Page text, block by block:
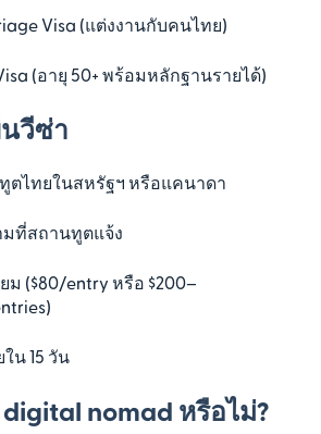
Visa (แต่งงานกับคนไทย)
(อายุ 50+ พร้อมหลักฐานรายได้)
วีซ่า
ตไทยในสหรัฐฯ หรือแคนาดา
มที่สถานทูตแจ้ง
ม ($80/entry หรือ $200–
น 15 วัน
nomad หรือไม่?